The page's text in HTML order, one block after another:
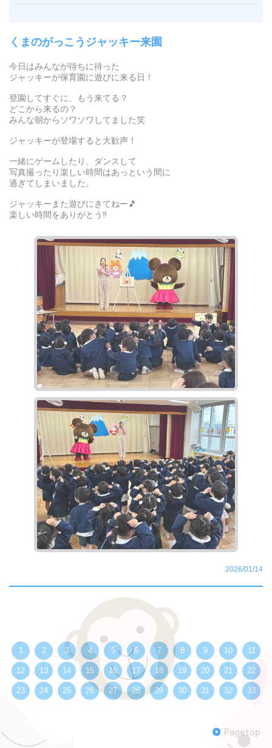
くまのがっこうジャッキー来園
今日はみんなが待ちに待った
ジャッキーが保育園に遊びに来る日！
登園してすぐに、もう来てる？
どこから来るの？
みんな朝からソワソワしてました笑
ジャッキーが登場すると大歓声！
一緒にゲームしたり、ダンスして
写真撮ったり楽しい時間はあっという間に
過ぎてしまいました。
ジャッキーまた遊びにきてねー🎵
楽しい時間をありがとう‼︎
2026/01/14
1 2 3 4 5 6 7 8 9 10 11
12 13 14 15 16 17 18 19 20 21 22
23 24 25 26 27 28 29 30 31 32 33